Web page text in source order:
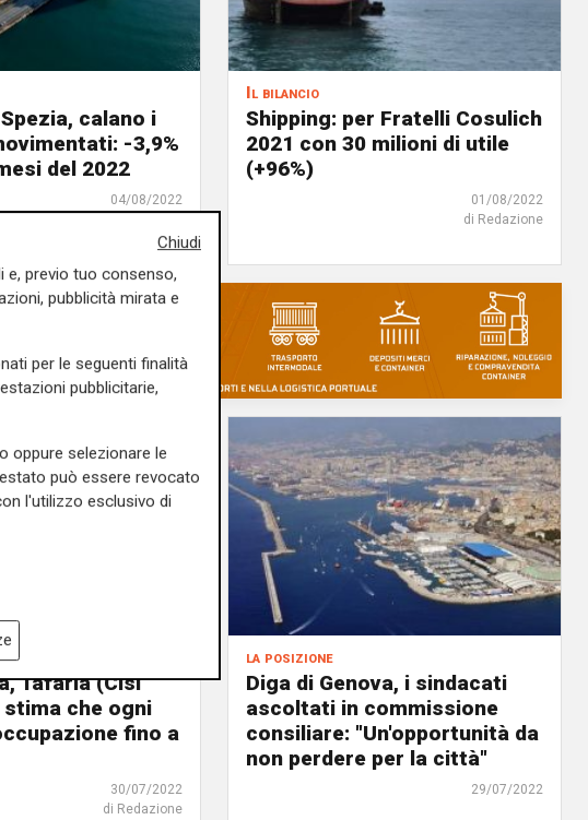
calano i
-3,9%
del 2022
04/08/2022
Il bilancio
Shipping: per Fratelli Cosulich
2021 con 30 milioni di utile
(+96%)
01/08/2022
di Redazione
Tafaria (Cisl
stima che ogni
fino a
30/07/2022
di Redazione
la posizione
Diga di Genova, i sindacati
ascoltati in commissione
consiliare: "Un'opportunità da
non perdere per la città"
29/07/2022
Chiudi
e, previo tuo consenso,
pubblicità mirata e
per le seguenti finalità
pubblicitarie,
oppure selezionare le
può essere revocato
l'utilizzo esclusivo di